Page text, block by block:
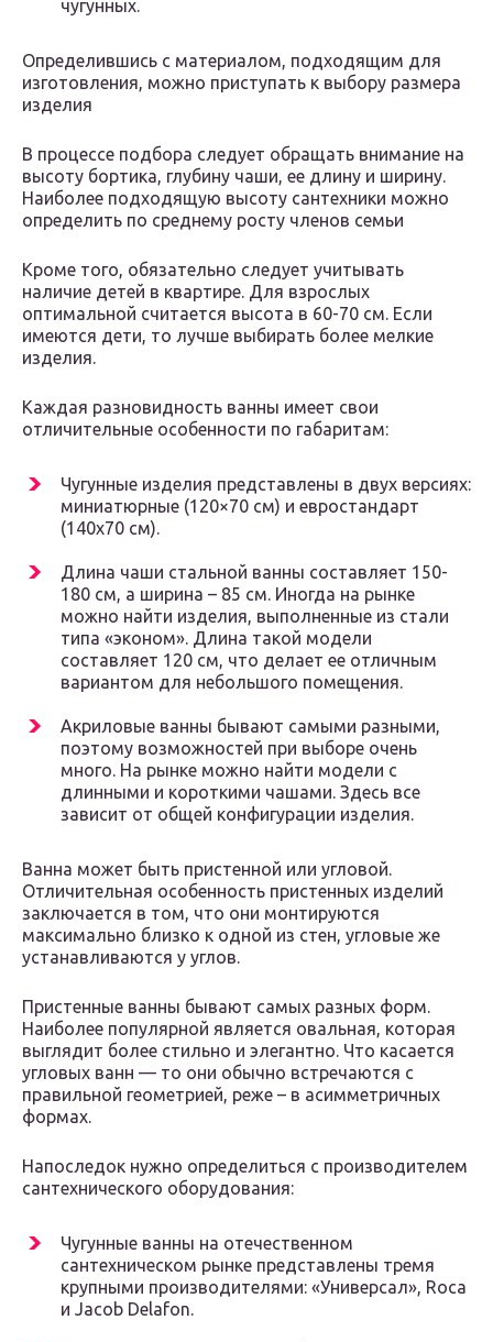
чугунных.
Определившись с материалом, подходящим для
изготовления, можно приступать к выбору размера
изделия
В процессе подбора следует обращать внимание на
высоту бортика, глубину чаши, ее длину и ширину.
Наиболее подходящую высоту сантехники можно
определить по среднему росту членов семьи
Кроме того, обязательно следует учитывать
наличие детей в квартире. Для взрослых
оптимальной считается высота в 60-70 см. Если
имеются дети, то лучше выбирать более мелкие
изделия.
Каждая разновидность ванны имеет свои
отличительные особенности по габаритам:
Чугунные изделия представлены в двух версиях:
миниатюрные (120×70 см) и евростандарт
(140х70 см).
Длина чаши стальной ванны составляет 150-
180 см, а ширина – 85 см. Иногда на рынке
можно найти изделия, выполненные из стали
типа «эконом». Длина такой модели
составляет 120 см, что делает ее отличным
вариантом для небольшого помещения.
Акриловые ванны бывают самыми разными,
поэтому возможностей при выборе очень
много. На рынке можно найти модели с
длинными и короткими чашами. Здесь все
зависит от общей конфигурации изделия.
Ванна может быть пристенной или угловой.
Отличительная особенность пристенных изделий
заключается в том, что они монтируются
максимально близко к одной из стен, угловые же
устанавливаются у углов.
Пристенные ванны бывают самых разных форм.
Наиболее популярной является овальная, которая
выглядит более стильно и элегантно. Что касается
угловых ванн — то они обычно встречаются с
правильной геометрией, реже – в асимметричных
формах.
Напоследок нужно определиться с производителем
сантехнического оборудования:
Чугунные ванны на отечественном
сантехническом рынке представлены тремя
крупными производителями: «Универсал», Roca
и Jacob Delafon.